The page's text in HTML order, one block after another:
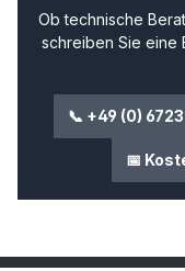
Ob technische
schreiben Sie eine
📞 +49 (0)
📅